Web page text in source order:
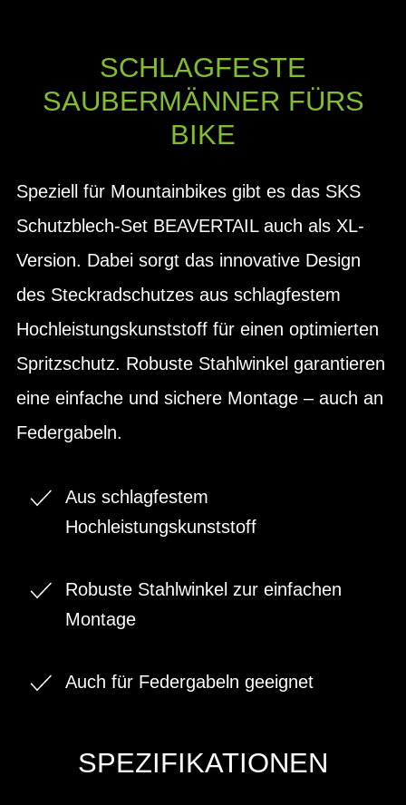
SCHLAGFESTE
SAUBERMÄNNER FÜRS
BIKE
Speziell für Mountainbikes gibt es das SKS
Schutzblech-Set BEAVERTAIL auch als XL-
Version. Dabei sorgt das innovative Design
des Steckradschutzes aus schlagfestem
Hochleistungskunststoff für einen optimierten
Spritzschutz. Robuste Stahlwinkel garantieren
eine einfache und sichere Montage – auch an
Federgabeln.
Aus schlagfestem
Hochleistungskunststoff
Robuste Stahlwinkel zur einfachen
Montage
Auch für Federgabeln geeignet
SPEZIFIKATIONEN